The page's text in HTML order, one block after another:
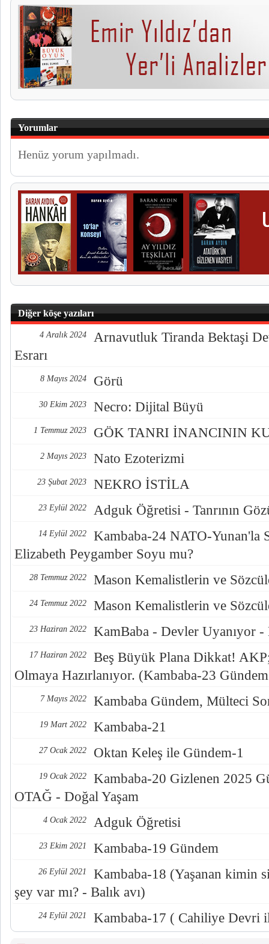
Yorumlar
Henüz yorum yapılmadı.
Diğer köşe yazıları
4 Aralık 2024
Arnavutluk Tiranda Bektaşi
Esrarı
8 Mayıs 2024 Görü
30 Ekim 2023 Necro: Dijital Büyü
1 Temmuz 2023 GÖK TANRI İNANCININ
2 Mayıs 2023 Nato Ezoterizmi
23 Şubat 2023 NEKRO İSTİLA
23 Eylül 2022 Adguk Öğretisi - Tanrının
14 Eylül 2022
Kambaba-24 NATO-Yunan'la
Elizabeth Peygamber Soyu mu?
28 Temmuz 2022 Mason Kemalistlerin ve
24 Temmuz 2022 Mason Kemalistlerin ve
23 Haziran 2022 KamBaba - Devler Uyanıyor
17 Haziran 2022
Beş Büyük Plana Dikkat!
Olmaya Hazırlanıyor. (Kambaba-23
7 Mayıs 2022 Kambaba Gündem, Mülteci
19 Mart 2022 Kambaba-21
27 Ocak 2022 Oktan Keleş ile Gündem-1
19 Ocak 2022
Kambaba-20 Gizlenen 2025
OTAĞ - Doğal Yaşam
4 Ocak 2022 Adguk Öğretisi
23 Ekim 2021 Kambaba-19 Gündem
26 Eylül 2021
Kambaba-18 (Yaşanan kimin
şey var mı? - Balık avı)
24 Eylül 2021 Kambaba-17 ( Cahiliye Devri